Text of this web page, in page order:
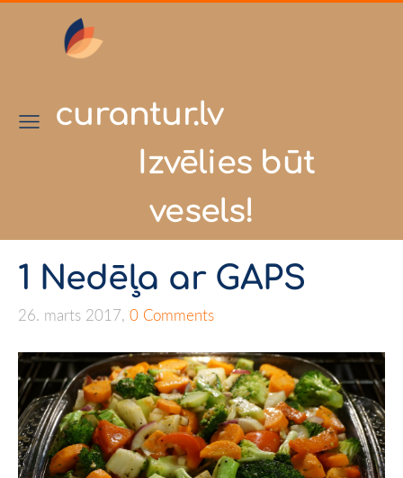
curantur.lv
Izvēlies būt
vesels!
1 Nedēļa ar GAPS
26. marts 2017, 0 Comments